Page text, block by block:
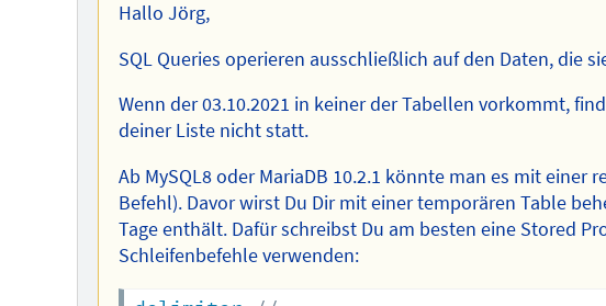
Hallo Jörg,
SQL Queries operieren ausschließlich auf den Daten, die
Wenn der 03.10.2021 in keiner der Tabellen vorkommt,
deiner Liste nicht statt.
Ab MySQL8 oder MariaDB 10.2.1 könnte man es mit einer
Befehl). Davor wirst Du Dir mit einer temporären Table
Tage enthält. Dafür schreibst Du am besten eine Stored
Schleifenbefehle verwenden: